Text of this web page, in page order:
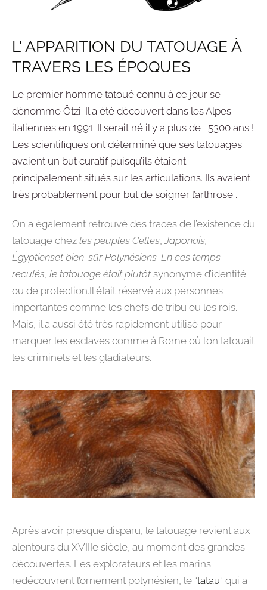
L' APPARITION DU TATOUAGE À
TRAVERS LES ÉPOQUES
Le premier homme tatoué connu à ce jour se
dénomme Ötzi. Il a été découvert dans les Alpes
italiennes en 1991. Il serait né il y a plus de 5300 ans !
Les scientifiques ont déterminé que ses tatouages
avaient un but curatif puisqu’ils étaient
principalement situés sur les articulations. Ils avaient
très probablement pour but de soigner l’arthrose…
On a également retrouvé des traces de l’existence du
tatouage chez les peuples Celtes,Japonais,
Égyptienset bien-sûr Polynésiens. En ces temps
reculés, le tatouage était plutôt synonyme d’identité
ou de protection.Il était réservé aux personnes
importantes comme les chefs de tribu ou les rois.
Mais, il a aussi été très rapidement utilisé pour
marquer les esclaves comme à Rome où l’on tatouait
les criminels et les gladiateurs.
Après avoir presque disparu, le tatouage revient aux
alentours du XVIIIe siècle, au moment des grandes
découvertes. Les explorateurs et les marins
redécouvrent l’ornement polynésien, le “tatau“ qui a